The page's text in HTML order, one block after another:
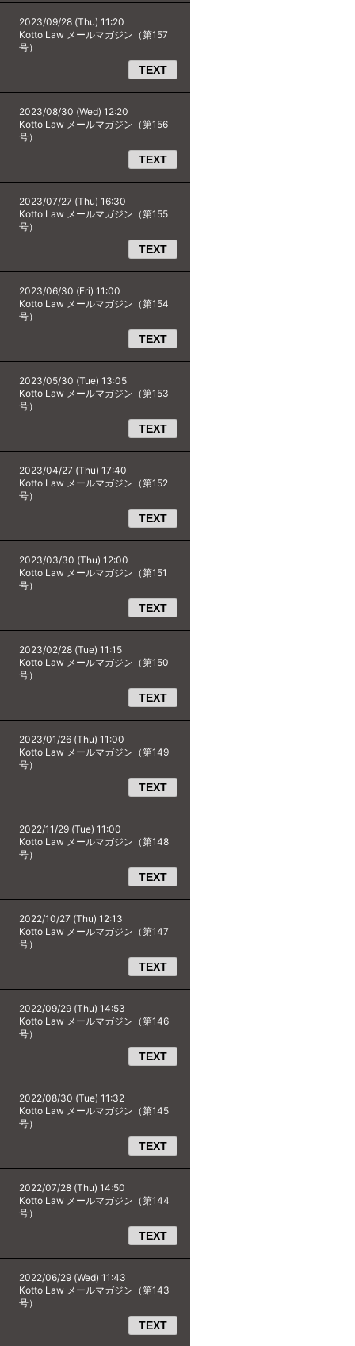
2023/09/28 (Thu) 11:20
Kotto Law メールマガジン（第157
号）
TEXT
2023/08/30 (Wed) 12:20
Kotto Law メールマガジン（第156
号）
TEXT
2023/07/27 (Thu) 16:30
Kotto Law メールマガジン（第155
号）
TEXT
2023/06/30 (Fri) 11:00
Kotto Law メールマガジン（第154
号）
TEXT
2023/05/30 (Tue) 13:05
Kotto Law メールマガジン（第153
号）
TEXT
2023/04/27 (Thu) 17:40
Kotto Law メールマガジン（第152
号）
TEXT
2023/03/30 (Thu) 12:00
Kotto Law メールマガジン（第151
号）
TEXT
2023/02/28 (Tue) 11:15
Kotto Law メールマガジン（第150
号）
TEXT
2023/01/26 (Thu) 11:00
Kotto Law メールマガジン（第149
号）
TEXT
2022/11/29 (Tue) 11:00
Kotto Law メールマガジン（第148
号）
TEXT
2022/10/27 (Thu) 12:13
Kotto Law メールマガジン（第147
号）
TEXT
2022/09/29 (Thu) 14:53
Kotto Law メールマガジン（第146
号）
TEXT
2022/08/30 (Tue) 11:32
Kotto Law メールマガジン（第145
号）
TEXT
2022/07/28 (Thu) 14:50
Kotto Law メールマガジン（第144
号）
TEXT
2022/06/29 (Wed) 11:43
Kotto Law メールマガジン（第143
号）
TEXT